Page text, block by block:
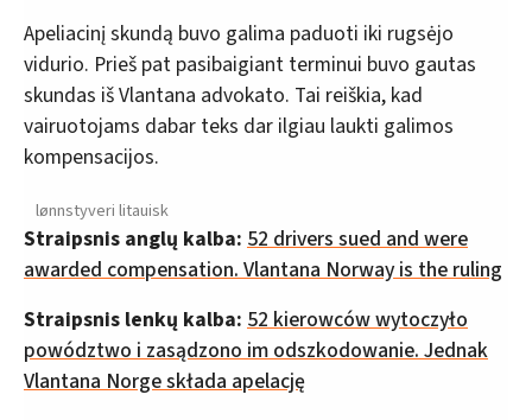
Apeliacinį skundą buvo galima paduoti iki rugsėjo
vidurio. Prieš pat pasibaigiant terminui buvo gautas
skundas iš Vlantana advokato. Tai reiškia, kad
vairuotojams dabar teks dar ilgiau laukti galimos
kompensacijos.
lønnstyveri litauisk
Straipsnis anglų kalba: 52 drivers sued and were
awarded compensation. Vlantana Norway is the ruling
Straipsnis lenkų kalba: 52 kierowców wytoczyło
powództwo i zasądzono im odszkodowanie. Jednak
Vlantana Norge składa apelację